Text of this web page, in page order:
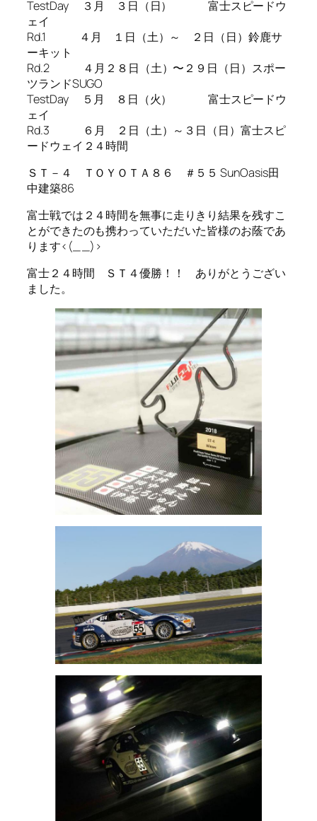
TestDay ３月 ３日（日） 富士スピードウ
ェイ
Rd.1 ４月 １日（土）～ ２日（日）鈴鹿サ
ーキット
Rd.2 ４月２８日（土）〜２９日（日）スポー
ツランドSUGO
TestDay ５月 ８日（火） 富士スピードウ
ェイ
Rd.3 ６月 ２日（土）～３日（日）富士スピ
ードウェイ２４時間
ＳＴ－４ ＴＯＹＯＴＡ８６ ＃５５ SunOasis田
中建築86
富士戦では２４時間を無事に走りきり結果を残すこ
とができたのも携わっていただいた皆様のお蔭であ
ります<(_ _)>
富士２４時間 ＳＴ４優勝！！ ありがとうござい
ました。